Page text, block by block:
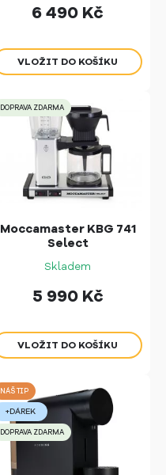
6 490 Kč
DOPRAVA ZDARMA
Moccamaster KBG 741
Select
Skladem
5 990 Kč
NÁŠ TIP
+DÁREK
DOPRAVA ZDARMA